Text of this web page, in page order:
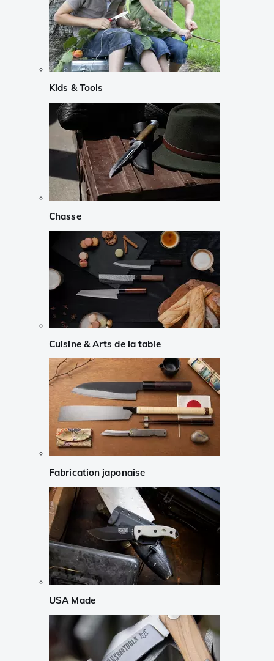
Kids & Tools
Chasse
Cuisine & Arts de la table
Fabrication japonaise
USA Made